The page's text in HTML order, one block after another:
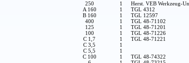
250 1
Herst. VEB Werkzeug-
A 160 1
TGL 4312
B 160 1
TGL 12597
400 1
TGL 48-71102
125 1
TGL 48-71201
100 1
TGL 48-71226
C 1,7
C 3,5
C 5,5
1
1
1
TGL 48-71221
C 100 1
TGL 48-74322